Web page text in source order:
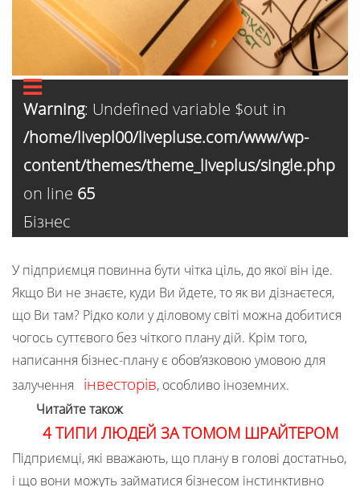
Warning: Undefined variable $out in
/home/livepl00/livepluse.com/www/wp-
content/themes/theme_liveplus/single.php
on line 65
Бізнес
У підприємця повинна бути чітка ціль, до якої він іде.
Якщо Ви не знаєте, куди Ви йдете, то як ви дізнаєтеся,
що Ви там? Рідко коли у діловому світі можна добитися
чогось суттєвого без чіткого плану дій. Крім того,
написання бізнес-плану є обов’язковою умовою для
залучення
інвесторів, особливо іноземних.
Читайте також
4 ТИПИ ЛЮДЕЙ ЗА ТОМОМ ШРАЙТЕРОМ
Підприємці, які вважають, що плану в голові достатньо,
і що вони можуть займатися бізнесом інстинктивно